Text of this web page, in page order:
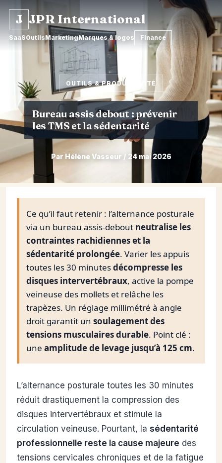
J JPR International
SaaSOutilsMarketingMarques & logos Finance
OUTILS & PRODUCTIVITÉ
Bureau assis debout : prévenir
les TMS et la sédentarité
Par Hélène Vasseur / 24 mai 2026
Ce qu’il faut retenir : l’alternance posturale
via un bureau assis-debout neutralise les
contraintes rachidiennes et la
sédentarité prolongée. Varier les appuis
toutes les 30 minutesdécompresse les
disques intervertébraux, active la pompe
veineuse des mollets et relâche les
trapèzes. Un réglage millimétré à angle
droit garantit un soulagement des
tensions musculaires durable. Point clé :
une amplitude de levage jusqu’à 125 cm.
L’alternance posturale toutes les 30 minutes
réduit drastiquement la compression des
disques intervertébraux et stimule la
circulation veineuse. Pourtant, la sédentarité
professionnelle reste la cause majeure des
tensions cervicales chroniques et de la fatigue